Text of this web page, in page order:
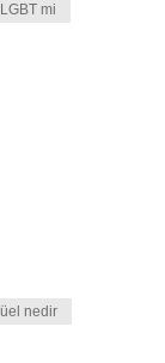
mi
nedir